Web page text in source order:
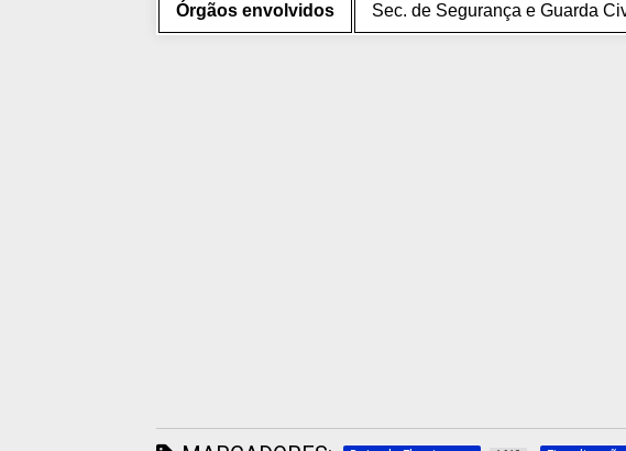
Órgãos envolvidos Sec. de Segurança e Guarda